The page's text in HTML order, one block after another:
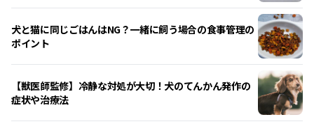
犬と猫に同じごはんはNG？一緒に飼う場合の食事管理の
ポイント
【獣医師監修】冷静な対処が大切！犬のてんかん発作の
症状や治療法